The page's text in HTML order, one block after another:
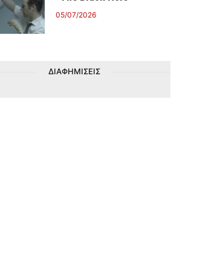
05/07/2026
ΔΙΑΦΗΜΙΣΕΙΣ